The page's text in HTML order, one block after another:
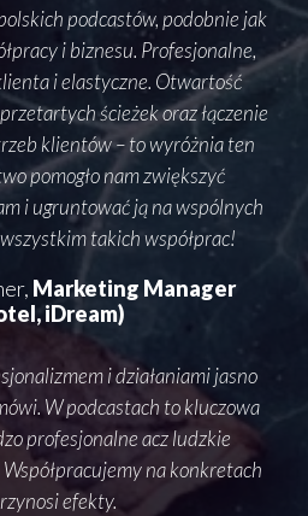
podcastów, podobnie jak
i biznesu. Profesjonalne,
i elastyczne. Otwartość
ścieżek oraz łączenie
klientów – to wyróżnia ten
pomogło nam zwiększyć
i ugruntować ją na wspólnych
takich współprac!
Marketing Manager
iDream)
i działaniami jasno
W podcastach to kluczowa
profesjonalne acz ludzkie
na konkretach
efekty.
i